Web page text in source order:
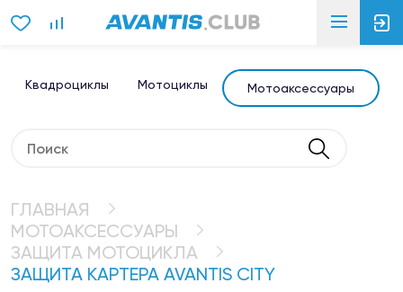
Квадроциклы Мотоциклы Мотоаксессуары
ГЛАВНАЯ
МОТОАКСЕССУАРЫ
ЗАЩИТА МОТОЦИКЛА
ЗАЩИТА КАРТЕРА AVANTIS CITY